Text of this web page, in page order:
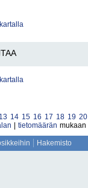
13 14 15 16 17 18 19 20
tietomäärän mukaan
Hakemisto